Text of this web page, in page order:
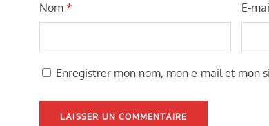
Nom * E-
Enregistrer mon nom, mon e-mail et mon